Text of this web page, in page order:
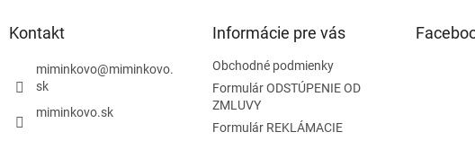
Kontakt
miminkovo@miminkovo.
sk
miminkovo.sk
Informácie pre vás
Obchodné podmienky
Formulár ODSTÚPENIE OD
ZMLUVY
Formulár REKLÁMACIE